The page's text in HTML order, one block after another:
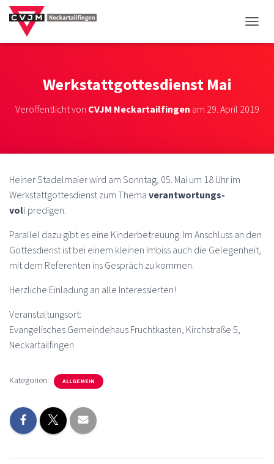
Werkstattgottesdienst Mai
Veröffentlicht von CVJM Neckartailfingen am 29. April 2019
Heiner Stadelmaier wird am Sonntag, 05. Mai um 18 Uhr im
Werkstattgottesdienst zum Thema verantwortungs-
voll predigen.
Parallel dazu gibt es eine Kinderbetreuung. Im Anschluss an den
Gottesdienst ist bei einem kleinen Imbiss auch die Gelegenheit,
mit dem Referenten ins Gespräch zu kommen.
Herzliche Einladung an alle Interessierten!
Veranstaltungsort:
Evangelisches Gemeindehaus Fruchtkasten, Kirchstraße 5,
Neckartailfingen
Kategorien: ALLGEMEIN